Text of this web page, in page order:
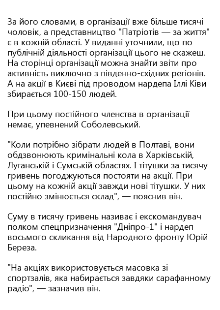
За його словами, в організації вже більше тисячі
чоловік, а представництво "Патріотів — за життя"
є в кожній області. У виданні уточнили, що по
публічній діяльності організації цього не скажеш.
На сторінці організації можна знайти звіти про
активність виключно з південно-східних регіонів.
А на акції в Києві під проводом нардепа Іллі Ківи
збирається 100-150 людей.
При цьому постійного членства в організації
немає, упевнений Соболевський.
"Коли потрібно зібрати людей в Полтаві, вони
обдзвонюють кримінальні кола в Харківській,
Луганській і Сумській областях. І тітушки за тисячу
гривень погоджуються постояти на акції. При
цьому на кожній акції завжди нові тітушки. У них
постійно змінюється склад", — пояснив він.
Суму в тисячу гривень називає і екскомандувач
полком спецпризначення "Дніпро-1" і нардеп
восьмого скликання від Народного фронту Юрій
Береза.
"На акціях використовується масовка зі
спортзалів, яка набирається завдяки сарафанному
радіо", — зазначив він.